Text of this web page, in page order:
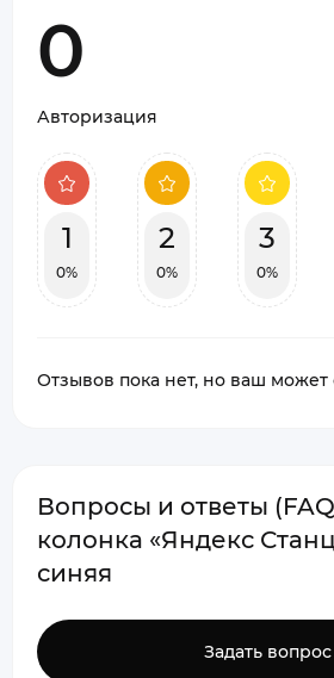
0
Авторизация
1
0%
2
0%
3
0%
Отзывов пока нет, но ваш может
Вопросы и ответы
колонка «Яндекс
синяя
Задать вопрос